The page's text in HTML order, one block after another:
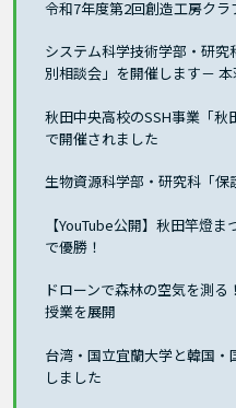
令和7年度第2回創造工房クラ
システム科学技術学部・研
別相談会」を開催します－
秋田中央高校のSSH事業「
で開催されました
生物資源科学部・研究科「
【YouTube公開】秋田竿燈
で優勝！
ドローンで森林の空気を測
授業を展開
台湾・国立宜蘭大学と韓国
しました